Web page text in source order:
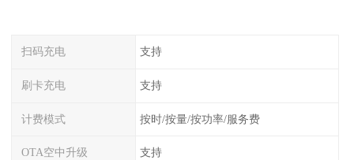
扫码充电 支持
刷卡充电 支持
计费模式 按时/按量/按功率/服务费
OTA空中升级 支持